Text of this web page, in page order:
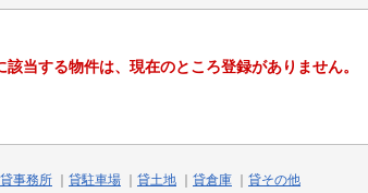
当する物件は、現在のところ登録がありません。
貸事務所 貸駐車場 貸土地 貸倉庫
貸その他